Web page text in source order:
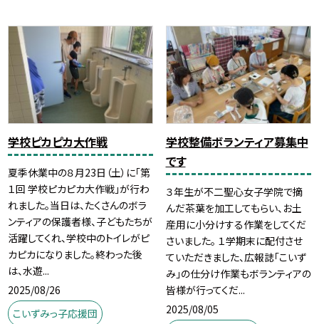
学校ピカピカ大作戦
夏季休業中の８月23日（土）に「第
１回 学校ピカピカ大作戦」が行わ
れました。当日は、たくさんのボラ
ンティアの保護者様、子どもたちが
活躍してくれ、学校中のトイレがピ
カピカになりました。終わった後
は、水遊...
2025/08/26
こいずみっ子応援団
学校整備ボランティア募集中
です
３年生が不二聖心女子学院で摘
んだ茶葉を加工してもらい、お土
産用に小分けする作業をしてくだ
さいました。 １学期末に配付させ
ていただきました、広報誌「こいず
み」の仕分け作業もボランティアの
皆様が行ってくだ...
2025/08/05